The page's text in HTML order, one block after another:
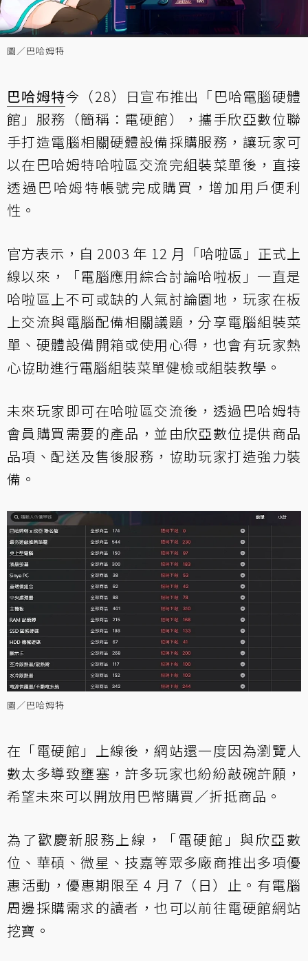
圖／巴哈姆特
巴哈姆特今（28）日宣布推出「巴哈電腦硬體
館」服務（簡稱：電硬館），攜手欣亞數位聯
手打造電腦相關硬體設備採購服務，讓玩家可
以在巴哈姆特哈啦區交流完組裝菜單後，直接
透過巴哈姆特帳號完成購買，增加用戶便利
性。
官方表示，自 2003 年 12 月「哈啦區」正式上
線以來，「電腦應用綜合討論哈啦板」一直是
哈啦區上不可或缺的人氣討論園地，玩家在板
上交流與電腦配備相關議題，分享電腦組裝菜
單、硬體設備開箱或使用心得，也會有玩家熱
心協助進行電腦組裝菜單健檢或組裝教學。
未來玩家即可在哈啦區交流後，透過巴哈姆特
會員購買需要的產品，並由欣亞數位提供商品
品項、配送及售後服務，協助玩家打造強力裝
備。
圖／巴哈姆特
在「電硬館」上線後，網站還一度因為瀏覽人
數太多導致壅塞，許多玩家也紛紛敲碗許願，
希望未來可以開放用巴幣購買／折抵商品。
為了歡慶新服務上線，「電硬館」與欣亞數
位、華碩、微星、技嘉等眾多廠商推出多項優
惠活動，優惠期限至 4 月 7（日）止。有電腦
周邊採購需求的讀者，也可以前往電硬館網站
挖寶。